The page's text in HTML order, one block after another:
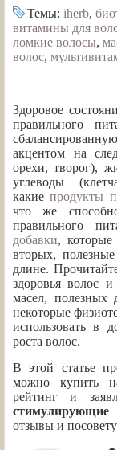
Темы: iherb,
витамины для
ломкие волосы,
волос,
Здоровое
правильного
акцентом на
орехи, творог),
углеводы
какиепродукты
что же
правильного
добавки,
вторых,
длине.
здоровья волос
масел,
некоторые
использовать в
роста волос.
В этой статье
можно купить
рейтинг и
стимулирующие
отзывы и